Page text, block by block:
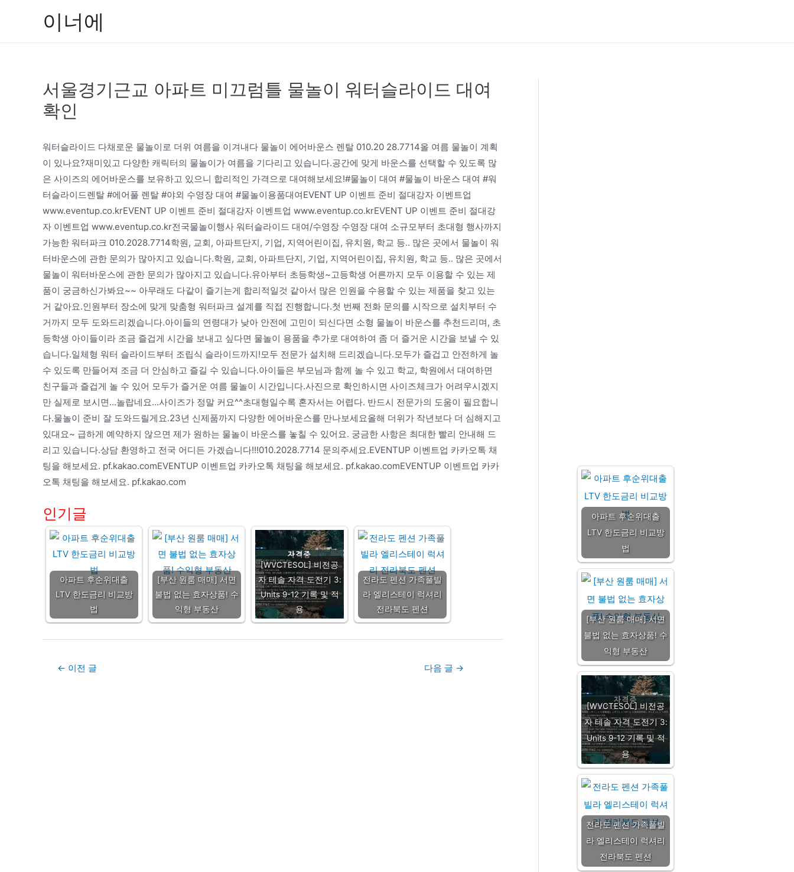
이너에
서울경기근교 아파트 미끄럼틀 물놀이 워터슬라이드 대여
확인
워터슬라이드 다채로운 물놀이로 더위 여름을 이겨내다 물놀이 에어바운스 렌탈 010.20 28.7714올 여름 물놀이 계획
이 있나요?재미있고 다양한 캐릭터의 물놀이가 여름을 기다리고 있습니다.공간에 맞게 바운스를 선택할 수 있도록 많
은 사이즈의 에어바운스를 보유하고 있으니 합리적인 가격으로 대여해보세요!#물놀이 대여 #물놀이 바운스 대여 #워
터슬라이드렌탈 #에어풀 렌탈 #야외 수영장 대여 #물놀이용품대여EVENT UP 이벤트 준비 절대강자 이벤트업
www.eventup.co.krEVENT UP 이벤트 준비 절대강자 이벤트업 www.eventup.co.krEVENT UP 이벤트 준비 절대강
자 이벤트업 www.eventup.co.kr전국물놀이행사 워터슬라이드 대여/수영장 수영장 대여 소규모부터 초대형 행사까지
가능한 워터파크 010.2028.7714학원, 교회, 아파트단지, 기업, 지역어린이집, 유치원, 학교 등.. 많은 곳에서 물놀이 워
터바운스에 관한 문의가 많아지고 있습니다.학원, 교회, 아파트단지, 기업, 지역어린이집, 유치원, 학교 등.. 많은 곳에서
물놀이 워터바운스에 관한 문의가 많아지고 있습니다.유아부터 초등학생~고등학생 어른까지 모두 이용할 수 있는 제
품이 궁금하신가봐요~~ 아무래도 다같이 즐기는게 합리적일것 같아서 많은 인원을 수용할 수 있는 제품을 찾고 있는
거 같아요.인원부터 장소에 맞게 맞춤형 워터파크 설계를 직접 진행합니다.첫 번째 전화 문의를 시작으로 설치부터 수
거까지 모두 도와드리겠습니다.아이들의 연령대가 낮아 안전에 고민이 되신다면 소형 물놀이 바운스를 추천드리며, 초
등학생 아이들이라 조금 즐겁게 시간을 보내고 싶다면 물놀이 용품을 추가로 대여하여 좀 더 즐거운 시간을 보낼 수 있
습니다.일체형 워터 슬라이드부터 조립식 슬라이드까지!모두 전문가 설치해 드리겠습니다.모두가 즐겁고 안전하게 놀
수 있도록 만들어져 조금 더 안심하고 즐길 수 있습니다.아이들은 부모님과 함께 놀 수 있고 학교, 학원에서 대여하면
친구들과 즐겁게 놀 수 있어 모두가 즐거운 여름 물놀이 시간입니다.사진으로 확인하시면 사이즈체크가 어려우시겠지
만 실제로 보시면…놀랍네요…사이즈가 정말 커요^^초대형일수록 혼자서는 어렵다. 반드시 전문가의 도움이 필요합니
다.물놀이 준비 잘 도와드릴게요.23년 신제품까지 다양한 에어바운스를 만나보세요올해 더위가 작년보다 더 심해지고
있대요~ 급하게 예약하지 않으면 제가 원하는 물놀이 바운스를 놓칠 수 있어요. 궁금한 사항은 최대한 빨리 안내해 드
리고 있습니다.상담 환영하고 전국 어디든 가겠습니다!!!010.2028.7714 문의주세요.EVENTUP 이벤트업 카카오톡 채
팅을 해보세요. pf.kakao.comEVENTUP 이벤트업 카카오톡 채팅을 해보세요. pf.kakao.comEVENTUP 이벤트업 카카
오톡 채팅을 해보세요. pf.kakao.com
인기글
아파트 후순위대출
LTV 한도금리 비교방
법
[부산 원룸 매매] 서면
불법 없는 효자상품! 수
익형 부동산
[WVCTESOL] 비전공
자 테솔 자격 도전기 3:
Units 9-12 기록 및 적
용
전라도 펜션 가족풀빌
라 엘리스테이 럭셔리
전라북도 펜션
Post← 이전 글 다음 글 →
아파트 후순위대출
LTV 한도금리 비교방
법
[부산 원룸 매매] 서면
불법 없는 효자상품! 수
익형 부동산
[WVCTESOL] 비전공
자 테솔 자격 도전기 3:
Units 9-12 기록 및 적
용
전라도 펜션 가족풀빌
라 엘리스테이 럭셔리
전라북도 펜션